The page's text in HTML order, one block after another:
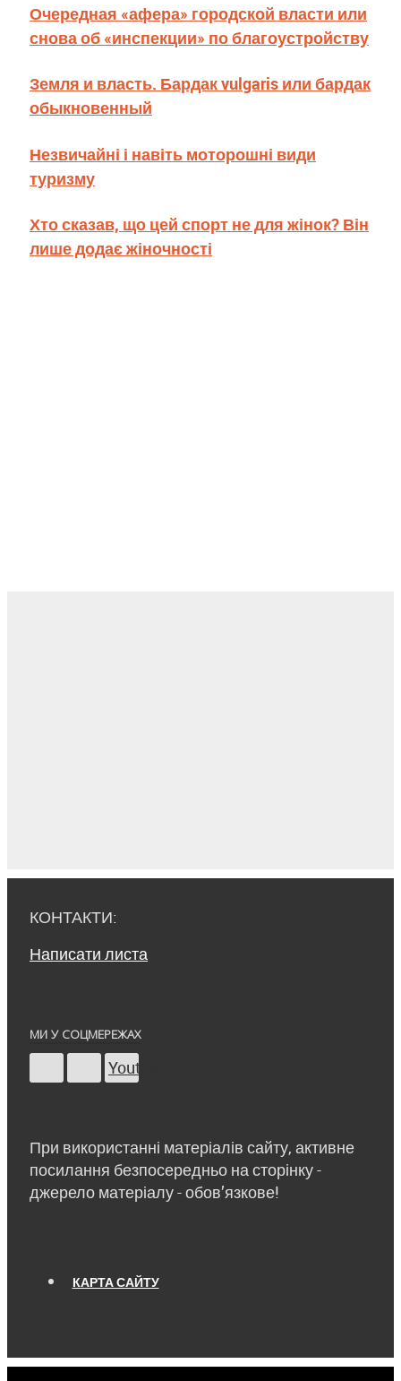
Очередная «афера» городской власти или
снова об «инспекции» по благоустройству
Земля и власть. Бардак vulgaris или бардак
обыкновенный
Незвичайні і навіть моторошні види
туризму
Хто сказав, що цей спорт не для жінок? Він
лише додає жіночності
КОНТАКТИ:
Написати листа
МИ У СОЦМЕРЕЖАХ
Youtube
При використанні матеріалів сайту, активне
посилання безпосередньо на сторінку -
джерело матеріалу - обов’язкове!
КАРТА САЙТУ